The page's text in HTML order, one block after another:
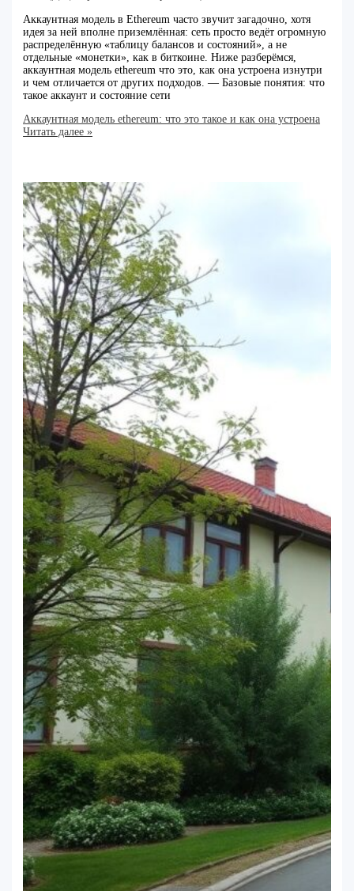
Аккаунтная модель в Ethereum часто звучит загадочно, хотя
идея за ней вполне приземлённая: сеть просто ведёт огромную
распределённую «таблицу балансов и состояний», а не
отдельные «монетки», как в биткоине. Ниже разберёмся,
аккаунтная модель ethereum что это, как она устроена изнутри
и чем отличается от других подходов. — Базовые понятия: что
такое аккаунт и состояние сети
Аккаунтная модель ethereum: что это такое и как она устроена
Читать далее »